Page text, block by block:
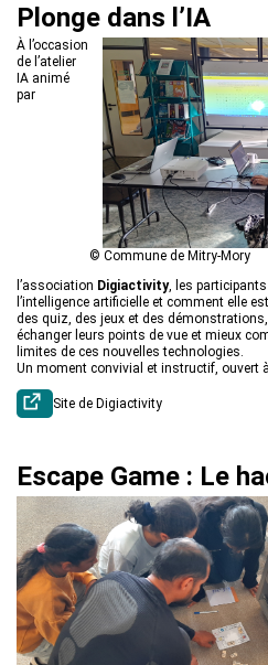
Plonge dans l’IA
© Commune de Mitry-Mory
À l’occasion
de l’atelier
IA animé
par
l’association Digiactivity, les
l’intelligence artificielle et comment elle
des quiz, des jeux et des
échanger leurs points de vue et mieux
limites de ces nouvelles technologies.
Un moment convivial et instructif, ouvert
Site de Digiactivity
Escape Game : Le